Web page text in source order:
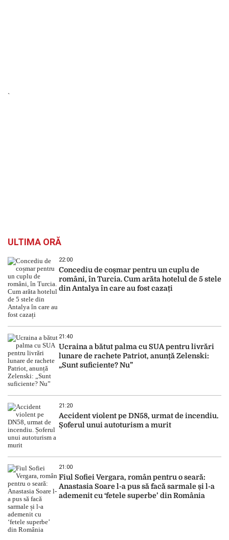
`
ULTIMA ORĂ
22:00
Concediu de coșmar pentru un cuplu de
români, în Turcia. Cum arăta hotelul de 5 stele
din Antalya în care au fost cazați
21:40
Ucraina a bătut palma cu SUA pentru livrări
lunare de rachete Patriot, anunță Zelenski:
„Sunt suficiente? Nu”
21:20
Accident violent pe DN58, urmat de incendiu.
Șoferul unui autoturism a murit
21:00
Fiul Sofiei Vergara, român pentru o seară:
Anastasia Soare l-a pus să facă sarmale și l-a
ademenit cu ‘fetele superbe’ din România